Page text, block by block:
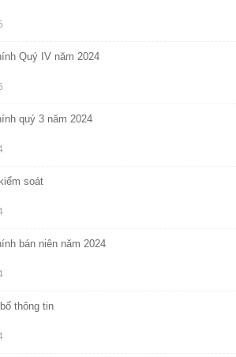
Quý IV năm 2024
quý 3 năm 2024
soát
bán niên năm 2024
thông tin